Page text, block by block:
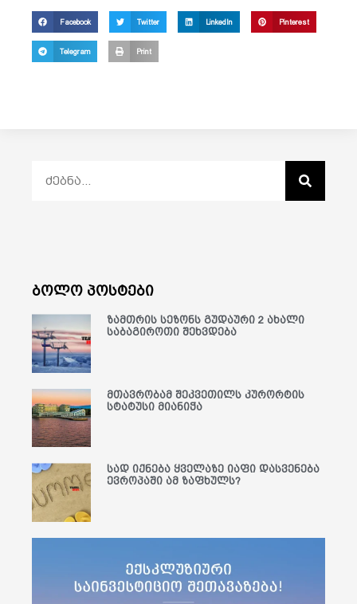
Facebook Twitter LinkedIn Pinterest
Telegram Print
ბოლო პოსტები
ზამთრის სეზონს გუდაური 2 ახალი
საბაგიროთი შეხვდება
მთავრობამ შეკვეთილს კურორტის
სტატუსი მიანიჭა
სად იქნება ყველაზე იაფი დასვენება
ევროპაში ამ ზაფხულს?